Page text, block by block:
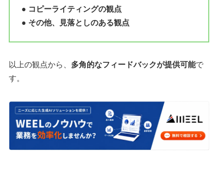
● コピーライティングの観点
● その他、見落としのある観点
以上の観点から、 多角的なフィードバックが提供可能で
す。